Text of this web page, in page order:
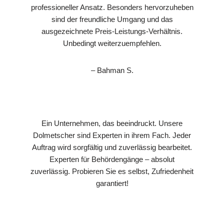
professioneller Ansatz. Besonders hervorzuheben
sind der freundliche Umgang und das
ausgezeichnete Preis-Leistungs-Verhältnis.
Unbedingt weiterzuempfehlen.
– Bahman S.
Ein Unternehmen, das beeindruckt. Unsere
Dolmetscher sind Experten in ihrem Fach. Jeder
Auftrag wird sorgfältig und zuverlässig bearbeitet.
Experten für Behördengänge – absolut
zuverlässig. Probieren Sie es selbst, Zufriedenheit
garantiert!